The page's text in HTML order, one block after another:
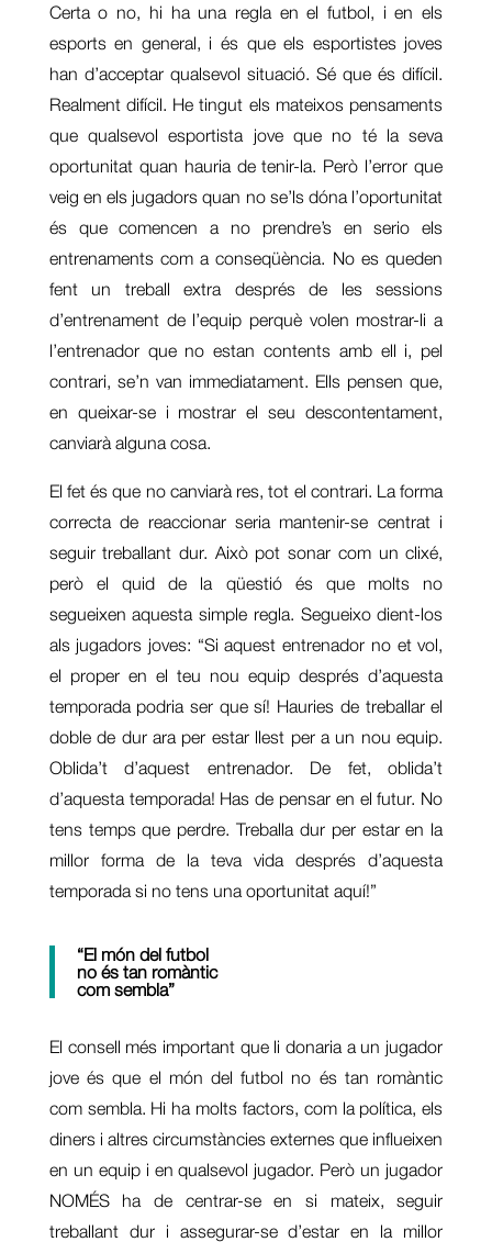
Certa o no, hi ha una regla en el futbol, i en els
esports en general, i és que els esportistes joves
han d’acceptar qualsevol situació. Sé que és difícil.
Realment difícil. He tingut els mateixos pensaments
que qualsevol esportista jove que no té la seva
oportunitat quan hauria de tenir-la. Però l’error que
veig en els jugadors quan no se’ls dóna l’oportunitat
és que comencen a no prendre’s en serio els
entrenaments com a conseqüència. No es queden
fent un treball extra després de les sessions
d’entrenament de l’equip perquè volen mostrar-li a
l’entrenador que no estan contents amb ell i, pel
contrari, se’n van immediatament. Ells pensen que,
en queixar-se i mostrar el seu descontentament,
canviarà alguna cosa.
El fet és que no canviarà res, tot el contrari. La forma
correcta de reaccionar seria mantenir-se centrat i
seguir treballant dur. Això pot sonar com un clixé,
però el quid de la qüestió és que molts no
segueixen aquesta simple regla. Segueixo dient-los
als jugadors joves: “Si aquest entrenador no et vol,
el proper en el teu nou equip després d’aquesta
temporada podria ser que sí! Hauries de treballar el
doble de dur ara per estar llest per a un nou equip.
Oblida’t d’aquest entrenador. De fet, oblida’t
d’aquesta temporada! Has de pensar en el futur. No
tens temps que perdre. Treballa dur per estar en la
millor forma de la teva vida després d’aquesta
temporada si no tens una oportunitat aquí!”
“El món del futbol
no és tan romàntic
com sembla”
El consell més important que li donaria a un jugador
jove és que el món del futbol no és tan romàntic
com sembla. Hi ha molts factors, com la política, els
diners i altres circumstàncies externes que influeixen
en un equip i en qualsevol jugador. Però un jugador
NOMÉS ha de centrar-se en si mateix, seguir
treballant dur i assegurar-se d’estar en la millor